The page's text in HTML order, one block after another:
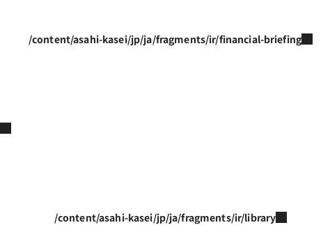
/content/asahi-kasei/jp/ja/fragments/ir/financial-briefing
/content/asahi-kasei/jp/ja/fragments/ir/library